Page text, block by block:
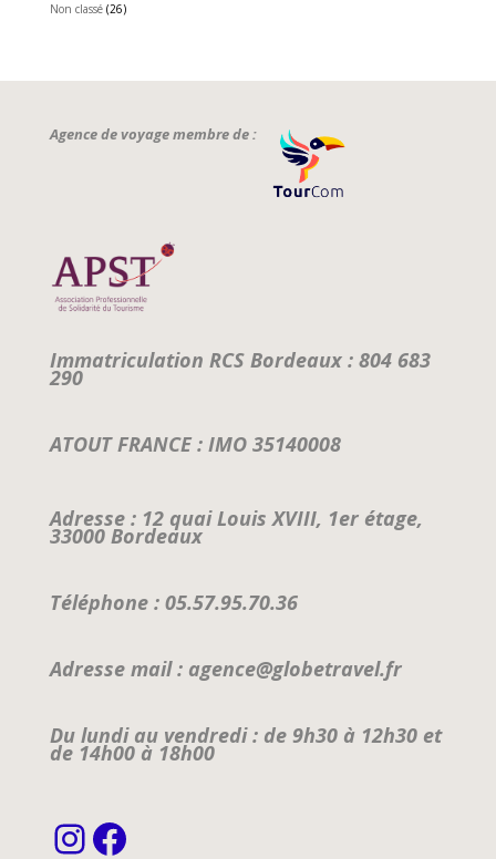
Non classé(26)
Agence de voyage membre de :
Immatriculation RCS Bordeaux : 804 683
290
ATOUT FRANCE : IMO 35140008
Adresse : 12 quai Louis XVIII, 1er étage,
33000 Bordeaux
Téléphone : 05.57.95.70.36
Adresse mail : agence@globetravel.fr
Du lundi au vendredi : de 9h30 à 12h30 et
de 14h00 à 18h00
Instagram
Facebook